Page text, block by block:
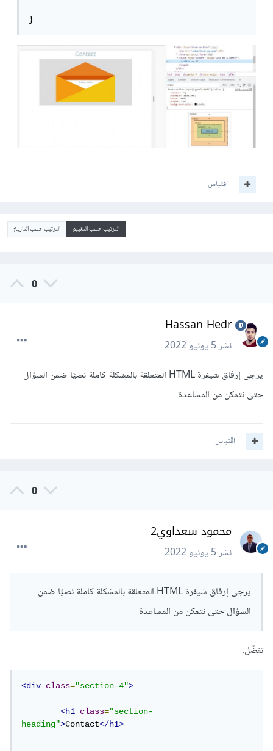
}
اقتباس
الترتيب حسب التقييم الترتيب حسب التاريخ
0
Hassan Hedr
نشر5 يونيو 2022
يرجى إرفاق شيفرة HTML المتعلقة بالمشكلة كاملة نصيًا ضمن السؤال
حتى نتمكن من المساعدة
اقتباس
0
محمود سعداوي2
نشر5 يونيو 2022
يرجى إرفاق شيفرة HTML المتعلقة بالمشكلة كاملة نصيًا ضمن
السؤال حتى نتمكن من المساعدة
تفضّل.
<div class="section-4">
<h1 class="section-
heading">Contact</h1>